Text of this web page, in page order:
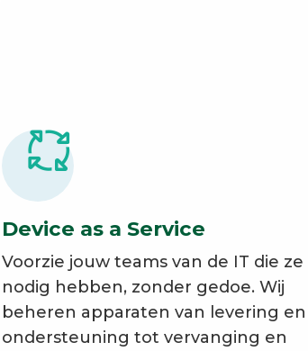
Device as a Service
Voorzie jouw teams van de IT die ze
nodig hebben, zonder gedoe. Wij
beheren apparaten van levering en
ondersteuning tot vervanging en